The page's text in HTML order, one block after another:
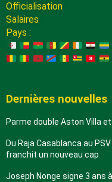
Officialisation
Salaires
Pays :
Dernières nouvelles
Parme double Aston Villa
Du Raja Casablanca au
franchit un nouveau cap
Joseph Nonge signe 3 ans